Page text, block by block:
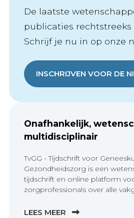
De laatste
publicaties rechtstreeks
Schrijf je nu in op onze
INSCHRIJVEN VOOR DE
Onafhankelijk,
multidisciplinair
TvGG - Tijdschrift voor
Gezondheidszorg is een
tijdschrift en online platform
zorgprofessionals over alle
LEES MEER